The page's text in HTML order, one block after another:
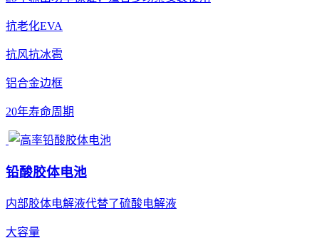
抗老化EVA
抗风抗冰雹
铝合金边框
20年寿命周期
铅酸胶体电池
内部胶体电解液代替了硫酸电解液
大容量